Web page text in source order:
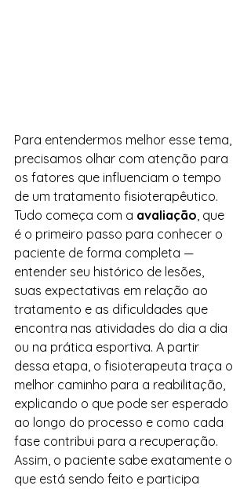
Para entendermos melhor esse tema,
precisamos olhar com atenção para
os fatores que influenciam o tempo
de um tratamento fisioterapêutico.
Tudo começa com a avaliação, que
é o primeiro passo para conhecer o
paciente de forma completa —
entender seu histórico de lesões,
suas expectativas em relação ao
tratamento e as dificuldades que
encontra nas atividades do dia a dia
ou na prática esportiva. A partir
dessa etapa, o fisioterapeuta traça o
melhor caminho para a reabilitação,
explicando o que pode ser esperado
ao longo do processo e como cada
fase contribui para a recuperação.
Assim, o paciente sabe exatamente o
que está sendo feito e participa